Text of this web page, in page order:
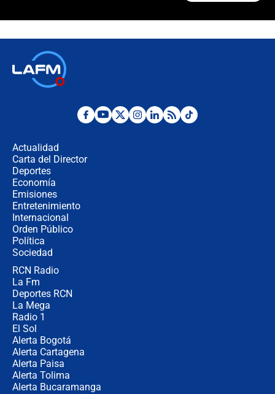
Posesión de Abelardo De La Espriella
Actualidad
Carta del Director
Deportes
Economía
Emisiones
Entretenimiento
Internacional
Orden Público
Política
Sociedad
RCN Radio
La Fm
Deportes RCN
La Mega
Radio 1
El Sol
Alerta Bogotá
Alerta Cartagena
Alerta Paisa
Alerta Tolima
Alerta Bucaramanga